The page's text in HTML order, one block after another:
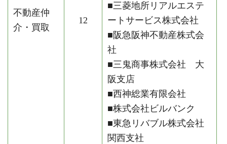
不動産仲
介・買取
12
■三菱地所リアルエステ
ートサービス株式会社
■阪急阪神不動産株式会
社
■三鬼商事株式会社 大
阪支店
■西神総業有限会社
■株式会社ビルバンク
■東急リバブル株式会社
関西支社